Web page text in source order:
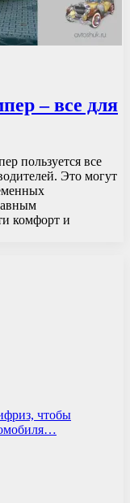
– все для
пользуется все
Это могут
комфорт и
чтобы